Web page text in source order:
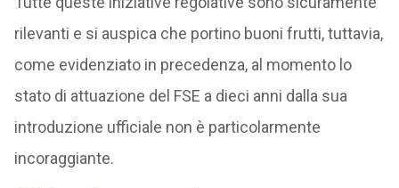
rilevanti e si auspica che portino buoni frutti, tuttavia,
come evidenziato in precedenza, al momento lo
stato di attuazione del FSE a dieci anni dalla sua
introduzione ufficiale non è particolarmente
incoraggiante.